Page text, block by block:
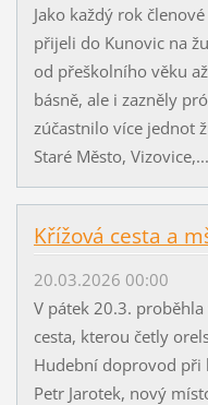
Jako každý rok
přijeli do Kunovic na
od přeškolního věku
básně, ale i zazněly
zúčastnilo více jednot
Staré Město, Vizovice,...
Křížová cesta a
20.03.2026 00:00
V pátek 20.3.
cesta, kterou četly
Hudební doprovod při
Petr Jarotek, nový